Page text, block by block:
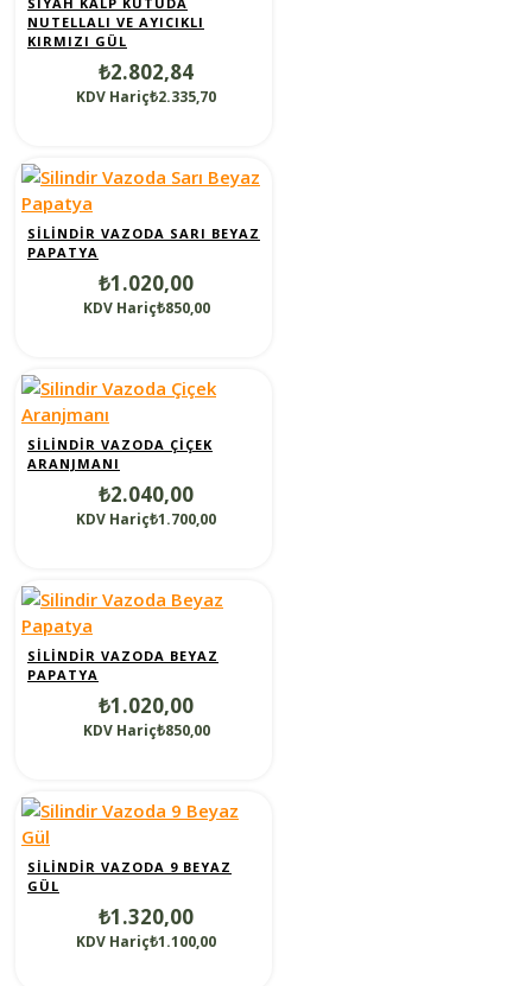
NUTELLALI VE AYICIKLI
KIRMIZI GÜL
₺2.802,84
KDV Hariç₺2.335,70
SILINDIR VAZODA SARI BEYAZ
PAPATYA
₺1.020,00
KDV Hariç₺850,00
SILINDIR VAZODA ÇIÇEK
ARANJMANI
₺2.040,00
KDV Hariç₺1.700,00
SILINDIR VAZODA BEYAZ
PAPATYA
₺1.020,00
KDV Hariç₺850,00
SILINDIR VAZODA 9 BEYAZ
GÜL
₺1.320,00
KDV Hariç₺1.100,00